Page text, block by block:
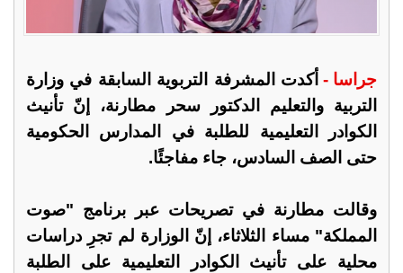
جراسا - أكدت المشرفة التربوية السابقة في وزارة
التربية والتعليم الدكتور سحر مطارنة، إنّ تأنيث
الكوادر التعليمية للطلبة في المدارس الحكومية
حتى الصف السادس، جاء مفاجئًا.
وقالت مطارنة في تصريحات عبر برنامج "صوت
المملكة" مساء الثلاثاء، إنّ الوزارة لم تجرِ دراسات
محلية على تأنيث الكوادر التعليمية على الطلبة